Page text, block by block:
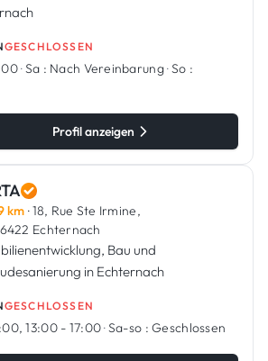
GESCHLOSSEN
·Sa : Nach Vereinbarung·So :
Profil anzeigen
km · 18, Rue Ste Irmine,
Echternach
Bau und
in Echternach
GESCHLOSSEN
13:00 - 17:00·Sa-so : Geschlossen